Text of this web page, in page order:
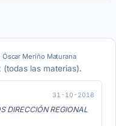
Óscar Meriño Maturana
las materias).
31-10-2018
DIRECCIÓN REGIONAL